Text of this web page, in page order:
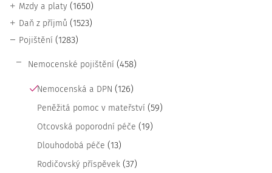
Mzdy a platy (1650)
Daň z příjmů (1523)
Pojištění (1283)
Nemocenské pojištění (458)
Nemocenská a DPN (126)
Peněžitá pomoc v mateřství (59)
Otcovská poporodní péče (19)
Dlouhodobá péče (13)
Rodičovský příspěvek (37)